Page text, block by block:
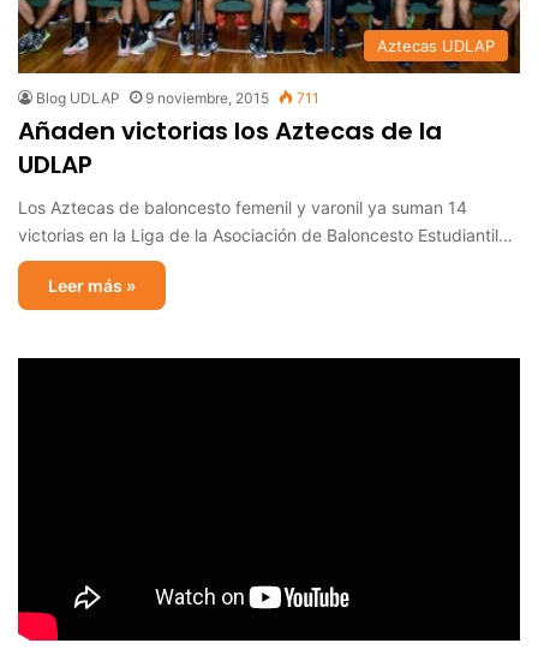
Aztecas UDLAP
Blog UDLAP 9 noviembre, 2015 711
Añaden victorias los Aztecas de la
UDLAP
Los Aztecas de baloncesto femenil y varonil ya suman 14
victorias en la Liga de la Asociación de Baloncesto Estudiantil…
Leer más »